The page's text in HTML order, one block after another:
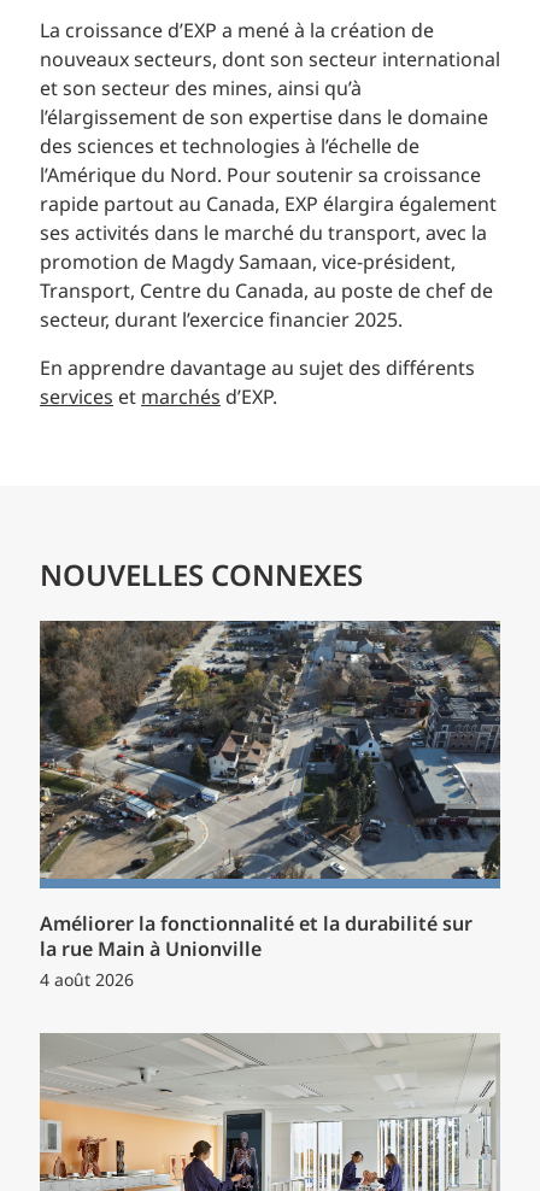
La croissance d’EXP a mené à la création de
nouveaux secteurs, dont son secteur international
et son secteur des mines, ainsi qu’à
l’élargissement de son expertise dans le domaine
des sciences et technologies à l’échelle de
l’Amérique du Nord. Pour soutenir sa croissance
rapide partout au Canada, EXP élargira également
ses activités dans le marché du transport, avec la
promotion de Magdy Samaan, vice-président,
Transport, Centre du Canada, au poste de chef de
secteur, durant l’exercice financier 2025.
En apprendre davantage au sujet des différents
services etmarchés d’EXP.
NOUVELLES CONNEXES
Améliorer la fonctionnalité et la durabilité sur
la rue Main à Unionville
4 août 2026